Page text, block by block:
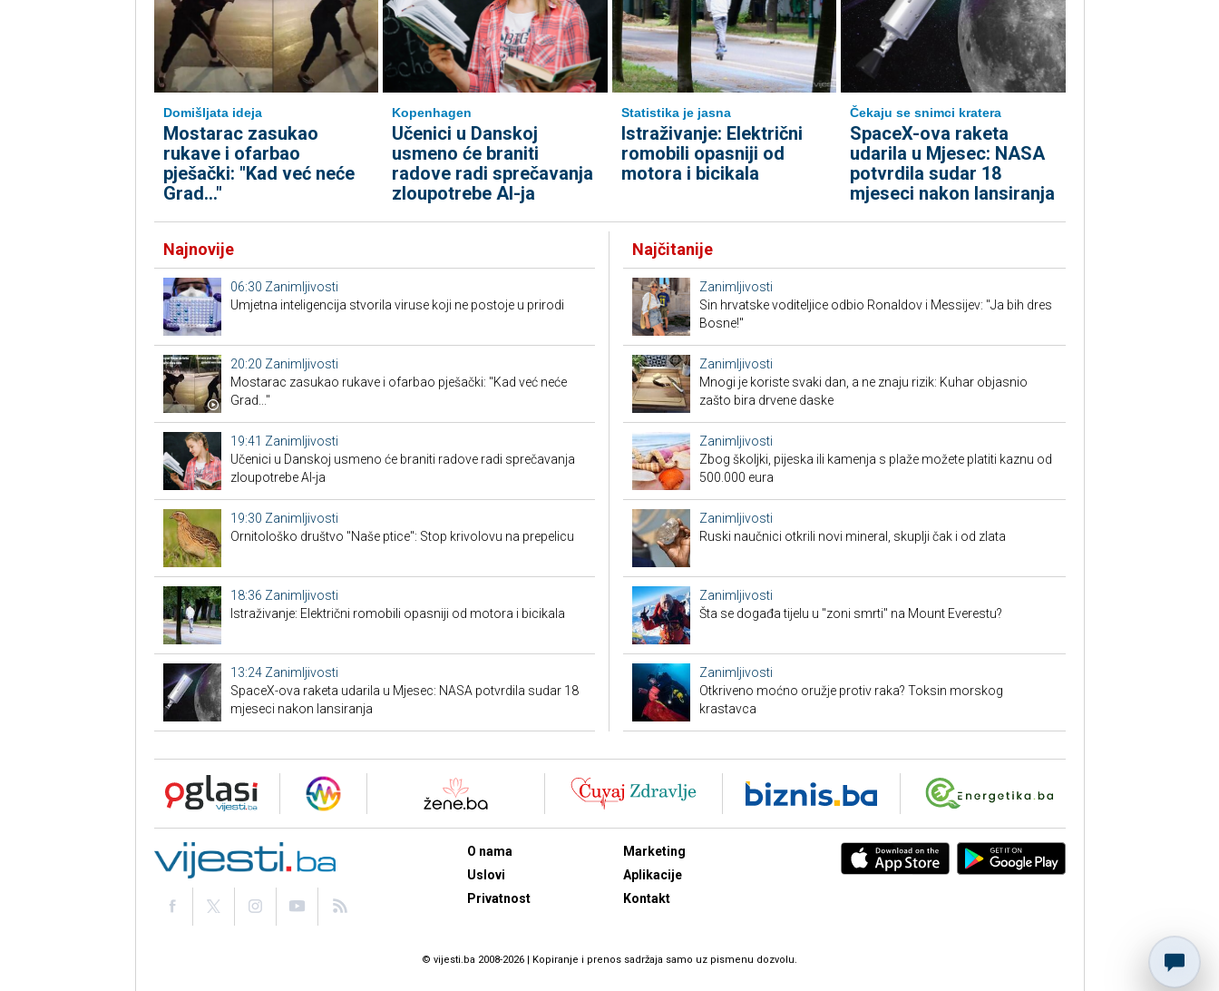
Domišljata ideja
Mostarac zasukao
rukave i ofarbao
pješački: "Kad već neće
Grad..."
Kopenhagen
Učenici u Danskoj
usmeno će braniti
radove radi sprečavanja
zloupotrebe AI-ja
Statistika je jasna
Istraživanje: Električni
romobili opasniji od
motora i bicikala
Čekaju se snimci kratera
SpaceX-ova raketa
udarila u Mjesec: NASA
potvrdila sudar 18
mjeseci nakon lansiranja
Najnovije
06:30 Zanimljivosti
Umjetna inteligencija stvorila viruse koji ne postoje u prirodi
20:20 Zanimljivosti
Mostarac zasukao rukave i ofarbao pješački: "Kad već neće
Grad..."
19:41 Zanimljivosti
Učenici u Danskoj usmeno će braniti radove radi sprečavanja
zloupotrebe AI-ja
19:30 Zanimljivosti
Ornitološko društvo "Naše ptice": Stop krivolovu na prepelicu
18:36 Zanimljivosti
Istraživanje: Električni romobili opasniji od motora i bicikala
13:24 Zanimljivosti
SpaceX-ova raketa udarila u Mjesec: NASA potvrdila sudar 18
mjeseci nakon lansiranja
Najčitanije
Zanimljivosti
Sin hrvatske voditeljice odbio Ronaldov i Messijev: "Ja bih dres
Bosne!"
Zanimljivosti
Mnogi je koriste svaki dan, a ne znaju rizik: Kuhar objasnio
zašto bira drvene daske
Zanimljivosti
Zbog školjki, pijeska ili kamenja s plaže možete platiti kaznu od
500.000 eura
Zanimljivosti
Ruski naučnici otkrili novi mineral, skuplji čak i od zlata
Zanimljivosti
Šta se događa tijelu u "zoni smrti" na Mount Everestu?
Zanimljivosti
Otkriveno moćno oružje protiv raka? Toksin morskog
krastavca
O nama
Uslovi
Privatnost
Marketing
Aplikacije
Kontakt
© vijesti.ba 2008-2026 | Kopiranje i prenos sadržaja samo uz pismenu dozvolu.